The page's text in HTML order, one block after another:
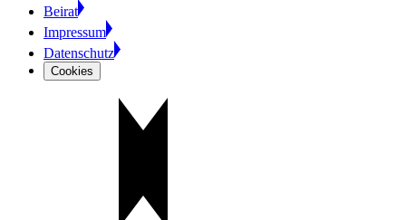
Beirat
Impressum
Datenschutz
Cookies